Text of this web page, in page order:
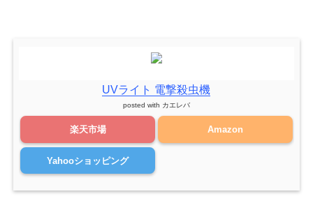
UVライト 電撃殺虫機
posted with カエレバ
楽天市場 Amazon
Yahooショッピング